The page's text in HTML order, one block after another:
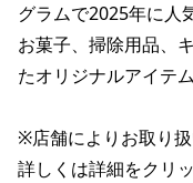
グラムで2025年に人
お菓子、掃除用品、
たオリジナルアイテ
※店舗によりお取り扱
詳しくは詳細をクリ